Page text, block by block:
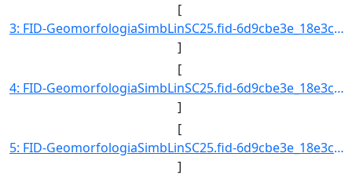
[
3: FID-GeomorfologiaSimbLinSC25.fid-6d9cbe3e_18e3cb6078c_-6bed-Folha-SC25-Codigo_Grupo_Genese-4-Nome_Gr]
]
[
4: FID-GeomorfologiaSimbLinSC25.fid-6d9cbe3e_18e3cb6078c_-6bec-Folha-SC25-Codigo_Grupo_Genese-4-Nome_Gr]
]
[
5: FID-GeomorfologiaSimbLinSC25.fid-6d9cbe3e_18e3cb6078c_-6beb-Folha-SC25-Codigo_Grupo_Genese-4-Nome_Gr]
]